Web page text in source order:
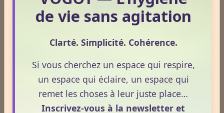
manque de volonté. Ce n’est pas un défaut. Ce n’est
pas un problème psychologique.
Achat Guide 9,90€
PRISE DE POIDS / METABOLISME
de vie sans agitation
Clarté. Simplicité. Cohérence.
Si vous cherchez un espace qui respire,
un espace qui éclaire, un espace qui
remet les choses à leur juste place…
Inscrivez-vous à la newsletter et